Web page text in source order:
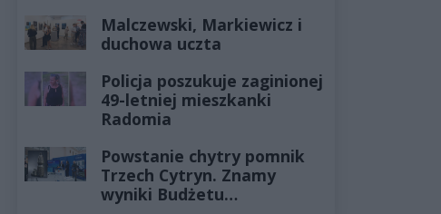
żyłach
Malczewski, Markiewicz i
duchowa uczta
Policja poszukuje zaginionej
49-letniej mieszkanki
Radomia
Powstanie chytry pomnik
Trzech Cytryn. Znamy
wyniki Budżetu